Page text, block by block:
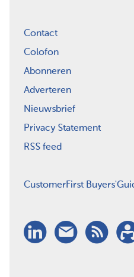
Contact
Colofon
Abonneren
Adverteren
Nieuwsbrief
Privacy Statement
RSS feed
CustomerFirst
LinkedIn